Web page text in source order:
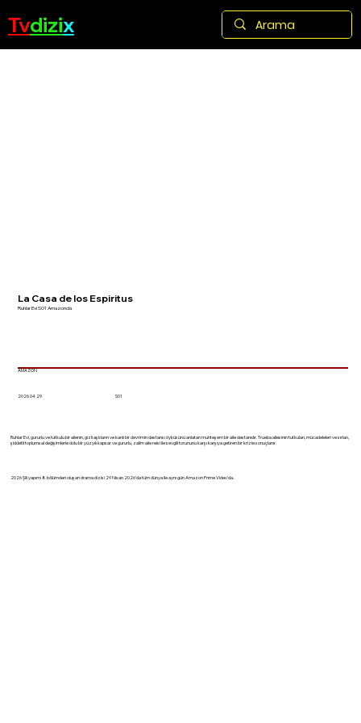
Tvdizix
La Casa de los Espiritus
Ruhlar Evi S01 Amazonda
AMAZON
2026 04 29 S01
Ruhlar Evi, gururlu ve tutkulu bir ailenin, gizli aşkların ve kanlı bir devrimin destansı öyküsünü anlatan muhteşem bir aile destanıdır. Trueba ailesinin tutkuları, mücadeleleri ve sırları,
şiddetli toplumsal değişimlerle dolu bir yüzyılı kapsar ve gururlu, zalim aile reisi ile sevgili torununu karşı karşıya getiren bir krizle sonuçlanır.
2026 Şili yapımı 8 bölümden oluşan drama dizisi 29 Nisan 2026'da tüm dünya ile aynı gün Amazon Prime Video'da.